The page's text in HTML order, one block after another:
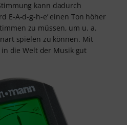
kann dadurch
E-A-d-g-h-e’ einen Ton höher
zu müssen, um u. a.
spielen zu können. Mit
die Welt der Musik gut